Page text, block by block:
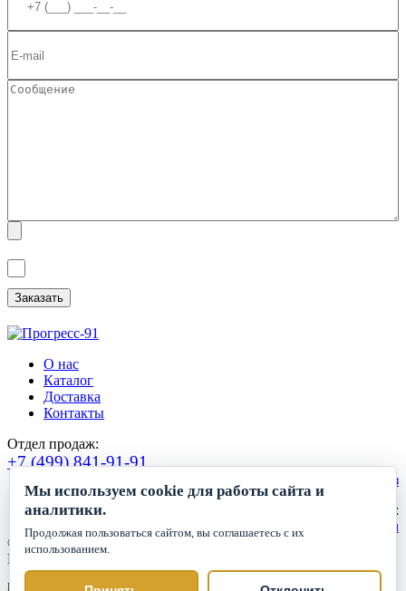
О нас
Каталог
Доставка
Контакты
Отдел продаж:
+7 (499) 841-91-91
Сделать заказ
Круглосуточный прием заявок:
zakaz1@progress91.ru
©2019-2026. ООО «ГК Прогресс»
Все права защищены.
Политика обработки персональных данных
Мы используем cookie для работы сайта и
аналитики.
Продолжая пользоваться сайтом, вы соглашаетесь с их
использованием.